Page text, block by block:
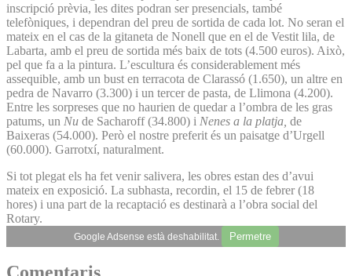
inscripció prèvia, les dites podran ser presencials, també
telefòniques, i dependran del preu de sortida de cada lot. No seran el
mateix en el cas de la gitaneta de Nonell que en el de Vestit lila, de
Labarta, amb el preu de sortida més baix de tots (4.500 euros). Això,
pel que fa a la pintura. L’escultura és considerablement més
assequible, amb un bust en terracota de Clarassó (1.650), un altre en
pedra de Navarro (3.300) i un tercer de pasta, de Llimona (4.200).
Entre les sorpreses que no haurien de quedar a l’ombra de les gras
patums, un Nu de Sacharoff (34.800) i Nenes a la platja, de
Baixeras (54.000). Però el nostre preferit és un paisatge d’Urgell
(60.000). Garrotxí, naturalment.
Si tot plegat els ha fet venir salivera, les obres estan des d’avui
mateix en exposició. La subhasta, recordin, el 15 de febrer (18
hores) i una part de la recaptació es destinarà a l’obra social del
Rotary.
Google Adsense està deshabilitat. Permetre